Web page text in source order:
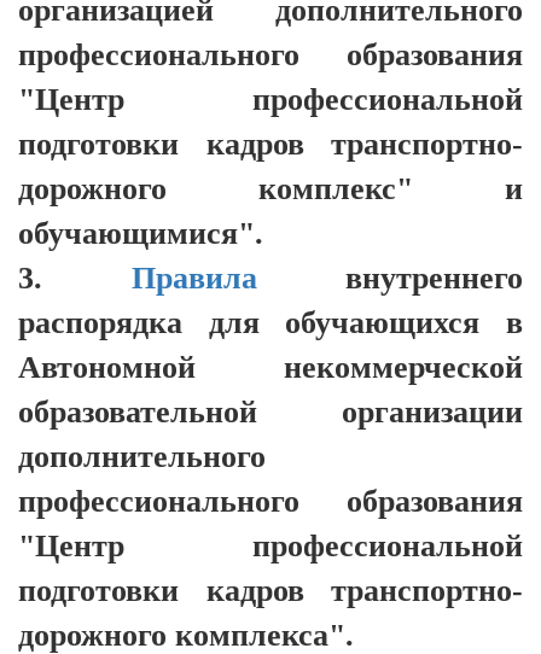
организацией дополнительного
профессионального образования
"Центр профессиональной
подготовки кадров транспортно-
дорожного комплекс" и
обучающимися".
3. Правилавнутреннего
распорядка для обучающихся в
Автономной некоммерческой
образовательной организации
дополнительного
профессионального образования
"Центр профессиональной
подготовки кадров транспортно-
дорожного комплекса".